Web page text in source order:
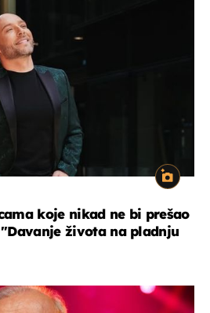
koje nikad ne bi prešao
života na pladnju